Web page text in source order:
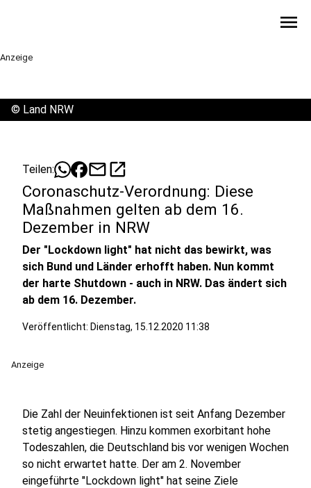
menu
Anzeige
© Land NRW
Teilen: mailopen_in_new
Coronaschutz-Verordnung: Diese
Maßnahmen gelten ab dem 16.
Dezember in NRW
Der "Lockdown light" hat nicht das bewirkt, was
sich Bund und Länder erhofft haben. Nun kommt
der harte Shutdown - auch in NRW. Das ändert sich
ab dem 16. Dezember.
Veröffentlicht: Dienstag, 15.12.2020 11:38
Anzeige
Die Zahl der Neuinfektionen ist seit Anfang Dezember
stetig angestiegen. Hinzu kommen exorbitant hohe
Todeszahlen, die Deutschland bis vor wenigen Wochen
so nicht erwartet hatte. Der am 2. November
eingeführte "Lockdown light" hat seine Ziele